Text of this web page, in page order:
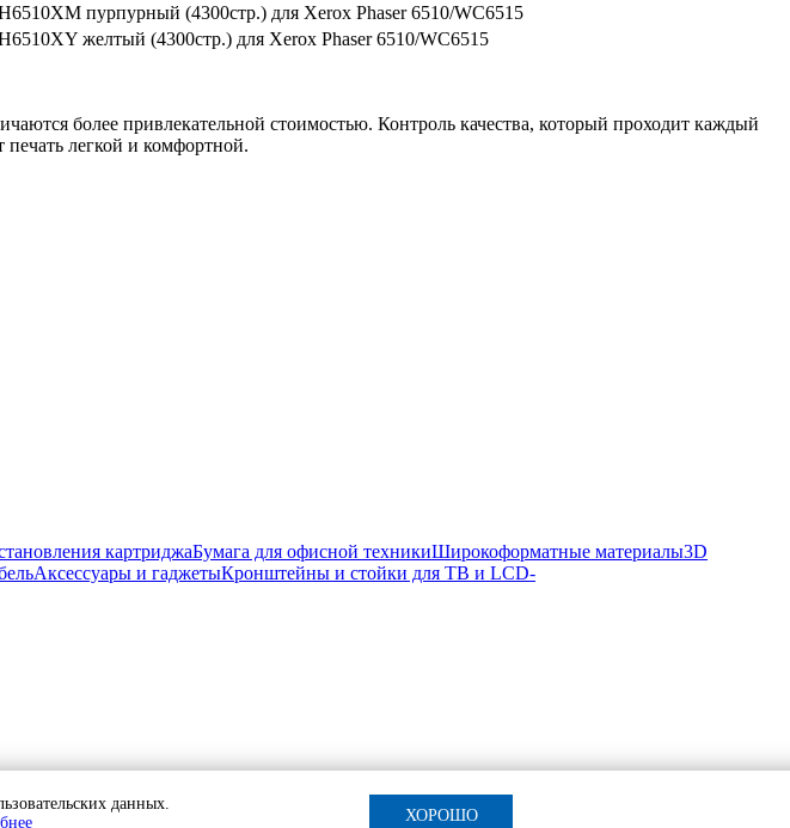
пурпурный (4300стр.) для Xerox Phaser 6510/WC6515
желтый (4300стр.) для Xerox Phaser 6510/WC6515
более привлекательной стоимостью. Контроль качества, который проходит каждый
печать легкой и комфортной.
картриджаБумага для офисной техникиШирокоформатные материалы3D
Аксессуары и гаджетыКронштейны и стойки для ТВ и LCD-
данных.
ХОРОШО